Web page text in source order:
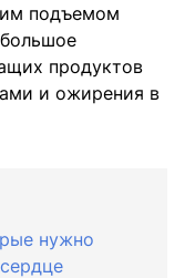
подъемом
продуктов
и ожирения в
нужно